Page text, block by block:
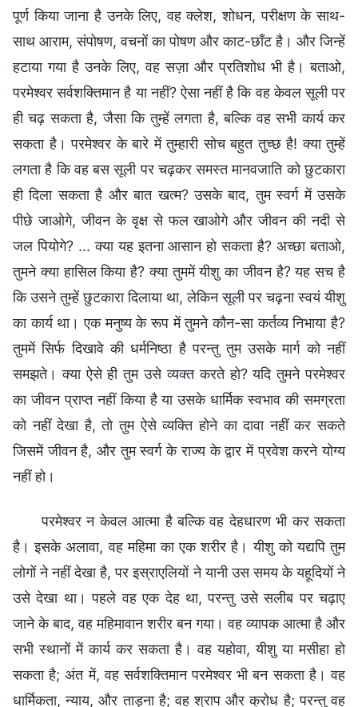
पूर्ण किया जाना है उनके लिए, वह क्लेश, शोधन, परीक्षण के साथ-
साथ आराम, संपोषण, वचनों का पोषण और काट-छाँट है। और जिन्हें
हटाया गया है उनके लिए, वह सज़ा और प्रतिशोध भी है। बताओ,
परमेश्वर सर्वशक्तिमान है या नहीं? ऐसा नहीं है कि वह केवल सूली पर
ही चढ़ सकता है, जैसा कि तुम्हें लगता है, बल्कि वह सभी कार्य कर
सकता है। परमेश्वर के बारे में तुम्हारी सोच बहुत तुच्छ है! क्या तुम्हें
लगता है कि वह बस सूली पर चढ़कर समस्त मानवजाति को छुटकारा
ही दिला सकता है और बात खत्म? उसके बाद, तुम स्वर्ग में उसके
पीछे जाओगे, जीवन के वृक्ष से फल खाओगे और जीवन की नदी से
जल पियोगे? ... क्या यह इतना आसान हो सकता है? अच्छा बताओ,
तुमने क्या हासिल किया है? क्या तुममें यीशु का जीवन है? यह सच है
कि उसने तुम्हें छुटकारा दिलाया था, लेकिन सूली पर चढ़ना स्वयं यीशु
का कार्य था। एक मनुष्य के रूप में तुमने कौन-सा कर्तव्य निभाया है?
तुममें सिर्फ दिखावे की धर्मनिष्ठा है परन्तु तुम उसके मार्ग को नहीं
समझते। क्या ऐसे ही तुम उसे व्यक्त करते हो? यदि तुमने परमेश्वर
का जीवन प्राप्त नहीं किया है या उसके धार्मिक स्वभाव की समग्रता
को नहीं देखा है, तो तुम ऐसे व्यक्ति होने का दावा नहीं कर सकते
जिसमें जीवन है, और तुम स्वर्ग के राज्य के द्वार में प्रवेश करने योग्य
नहीं हो।
परमेश्वर न केवल आत्मा है बल्कि वह देहधारण भी कर सकता
है। इसके अलावा, वह महिमा का एक शरीर है। यीशु को यद्यपि तुम
लोगों ने नहीं देखा है, पर इस्राएलियों ने यानी उस समय के यहूदियों ने
उसे देखा था। पहले वह एक देह था, परन्तु उसे सलीब पर चढ़ाए
जाने के बाद, वह महिमावान शरीर बन गया। वह व्यापक आत्मा है और
सभी स्थानों में कार्य कर सकता है। वह यहोवा, यीशु या मसीहा हो
सकता है; अंत में, वह सर्वशक्तिमान परमेश्वर भी बन सकता है। वह
धार्मिकता, न्याय, और ताड़ना है; वह श्राप और क्रोध है; परन्तु वह